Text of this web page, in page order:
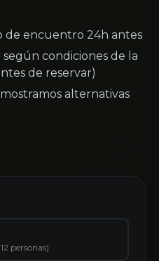
de encuentro 24h antes
condiciones de la
de reservar)
alternativas
personas)